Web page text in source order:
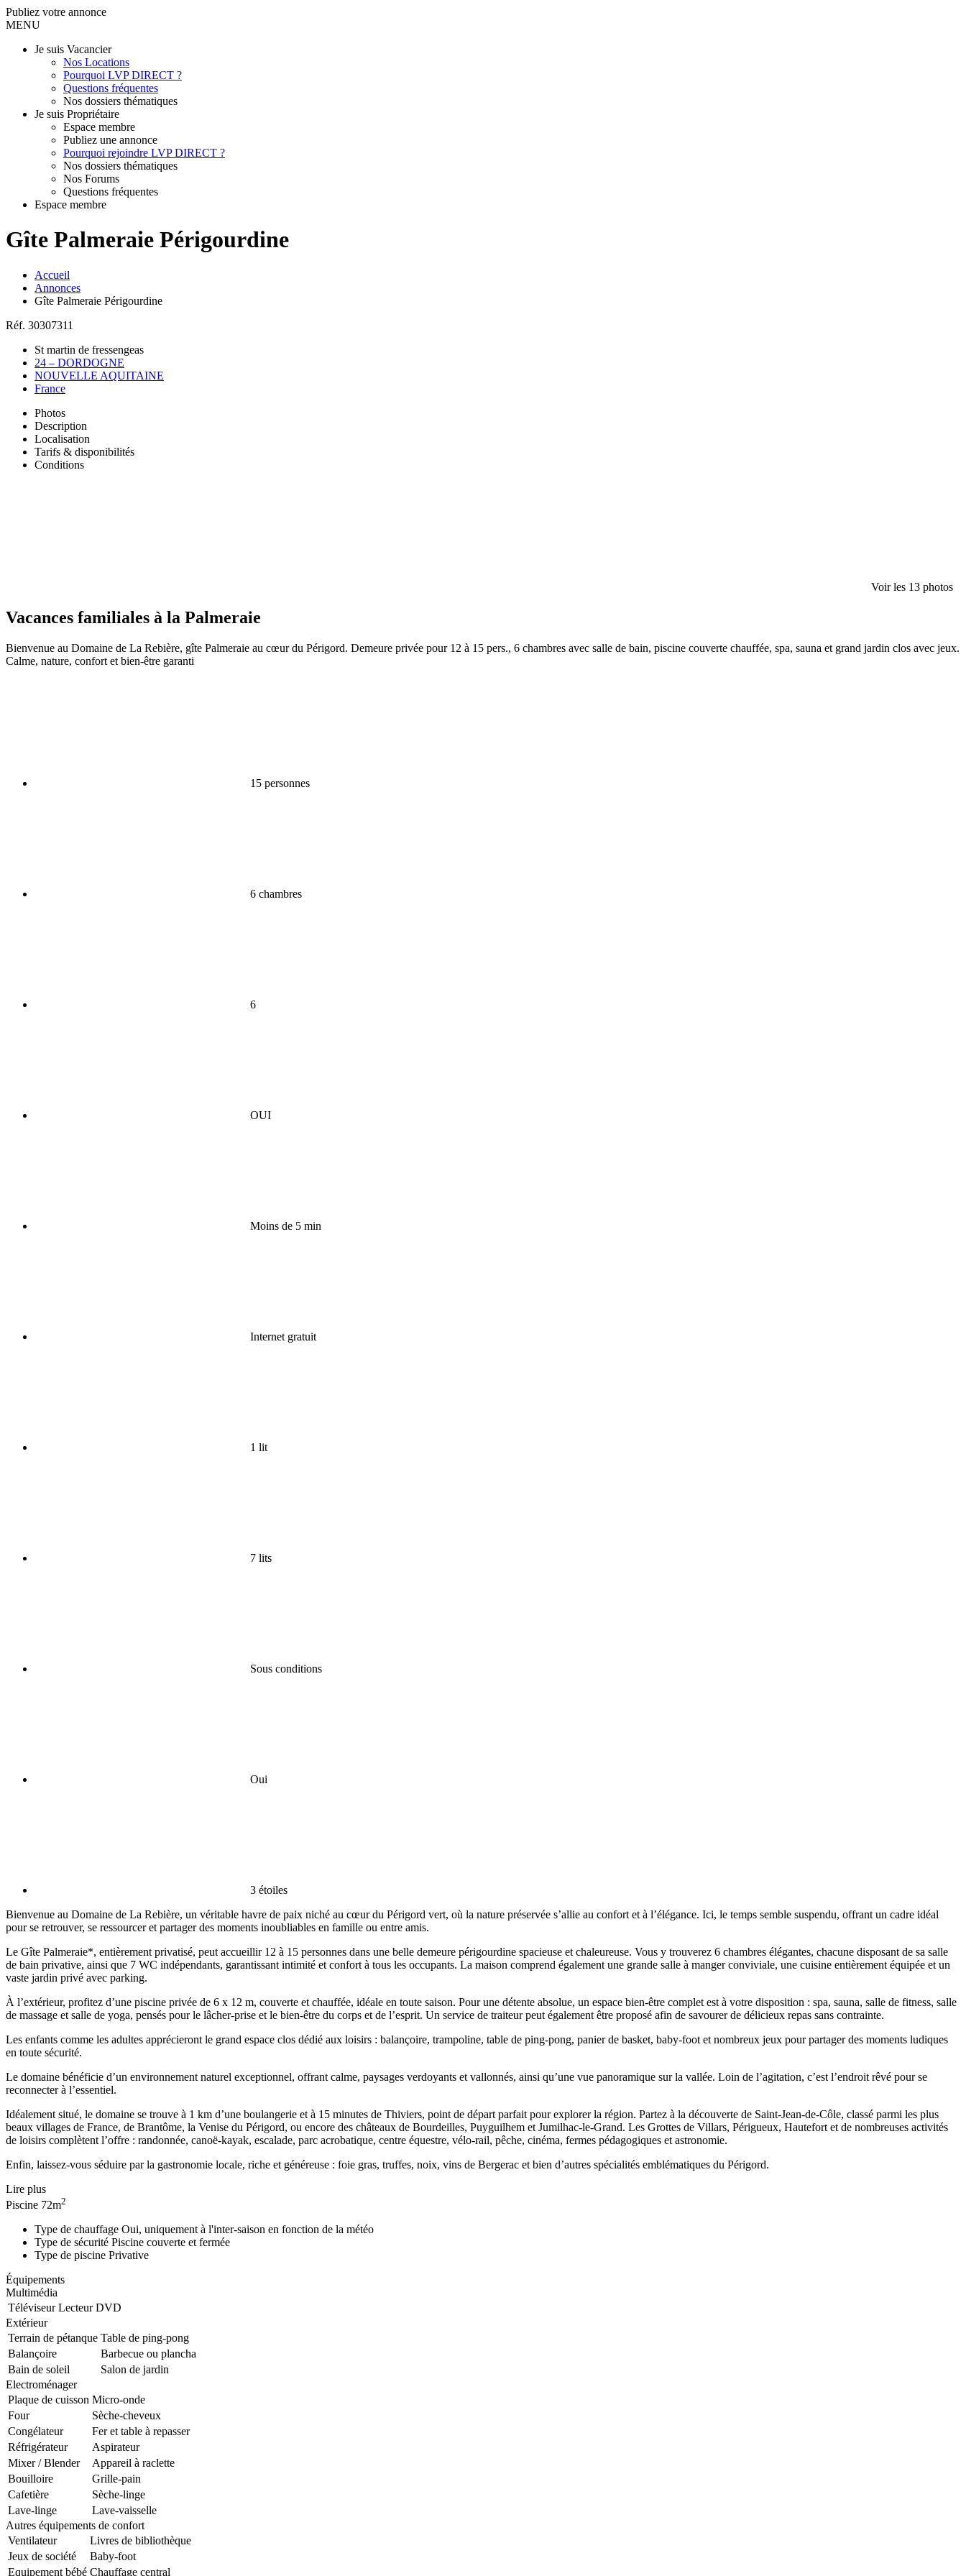
Publiez votre annonce
MENU
Je suis Vacancier
Nos Locations
Pourquoi LVP DIRECT ?
Questions fréquentes
Nos dossiers thématiques
Je suis Propriétaire
Espace membre
Publiez une annonce
Pourquoi rejoindre LVP DIRECT ?
Nos dossiers thématiques
Nos Forums
Questions fréquentes
Espace membre
Gîte Palmeraie Périgourdine
Accueil
Annonces
Gîte Palmeraie Périgourdine
Réf. 30307311
St martin de fressengeas
24 – DORDOGNE
NOUVELLE AQUITAINE
France
Photos
Description
Localisation
Tarifs & disponibilités
Conditions
Voir les 13 photos
Vacances familiales à la Palmeraie
Bienvenue au Domaine de La Rebière, gîte Palmeraie au cœur du Périgord. Demeure privée pour 12 à 15 pers., 6 chambres avec salle de bain, piscine couverte chauffée, spa, sauna et grand jardin clos avec jeux.
Calme, nature, confort et bien-être garanti
15 personnes
6 chambres
6
OUI
Moins de 5 min
Internet gratuit
1 lit
7 lits
Sous conditions
Oui
3 étoiles
Bienvenue au Domaine de La Rebière, un véritable havre de paix niché au cœur du Périgord vert, où la nature préservée s’allie au confort et à l’élégance. Ici, le temps semble suspendu, offrant un cadre idéal
pour se retrouver, se ressourcer et partager des moments inoubliables en famille ou entre amis.
Le Gîte Palmeraie*, entièrement privatisé, peut accueillir 12 à 15 personnes dans une belle demeure périgourdine spacieuse et chaleureuse. Vous y trouverez 6 chambres élégantes, chacune disposant de sa salle
de bain privative, ainsi que 7 WC indépendants, garantissant intimité et confort à tous les occupants. La maison comprend également une grande salle à manger conviviale, une cuisine entièrement équipée et un
vaste jardin privé avec parking.
À l’extérieur, profitez d’une piscine privée de 6 x 12 m, couverte et chauffée, idéale en toute saison. Pour une détente absolue, un espace bien-être complet est à votre disposition : spa, sauna, salle de fitness, salle
de massage et salle de yoga, pensés pour le lâcher-prise et le bien-être du corps et de l’esprit. Un service de traiteur peut également être proposé afin de savourer de délicieux repas sans contrainte.
Les enfants comme les adultes apprécieront le grand espace clos dédié aux loisirs : balançoire, trampoline, table de ping-pong, panier de basket, baby-foot et nombreux jeux pour partager des moments ludiques
en toute sécurité.
Le domaine bénéficie d’un environnement naturel exceptionnel, offrant calme, paysages verdoyants et vallonnés, ainsi qu’une vue panoramique sur la vallée. Loin de l’agitation, c’est l’endroit rêvé pour se
reconnecter à l’essentiel.
Idéalement situé, le domaine se trouve à 1 km d’une boulangerie et à 15 minutes de Thiviers, point de départ parfait pour explorer la région. Partez à la découverte de Saint-Jean-de-Côle, classé parmi les plus
beaux villages de France, de Brantôme, la Venise du Périgord, ou encore des châteaux de Bourdeilles, Puyguilhem et Jumilhac-le-Grand. Les Grottes de Villars, Périgueux, Hautefort et de nombreuses activités
de loisirs complètent l’offre : randonnée, canoë-kayak, escalade, parc acrobatique, centre équestre, vélo-rail, pêche, cinéma, fermes pédagogiques et astronomie.
Enfin, laissez-vous séduire par la gastronomie locale, riche et généreuse : foie gras, truffes, noix, vins de Bergerac et bien d’autres spécialités emblématiques du Périgord.
Lire plus
Piscine 72m2
Type de chauffage Oui, uniquement à l'inter-saison en fonction de la météo
Type de sécurité Piscine couverte et fermée
Type de piscine Privative
Équipements
Multimédia
Téléviseur Lecteur DVD
Extérieur
Terrain de pétanque Table de ping-pong
Balançoire
Barbecue ou plancha
Bain de soleil
Salon de jardin
Electroménager
Plaque de cuisson Micro-onde
Four
Sèche-cheveux
Congélateur
Fer et table à repasser
Réfrigérateur
Aspirateur
Mixer / Blender
Appareil à raclette
Bouilloire
Grille-pain
Cafetière
Sèche-linge
Lave-linge
Lave-vaisselle
Autres équipements de confort
Ventilateur
Livres de bibliothèque
Jeux de société
Baby-foot
Equipement bébé Chauffage central